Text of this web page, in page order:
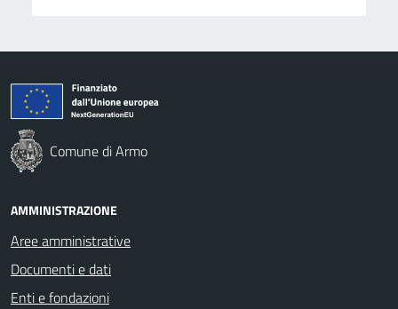
Comune di Armo
AMMINISTRAZIONE
Aree amministrative
Documenti e dati
Enti e fondazioni